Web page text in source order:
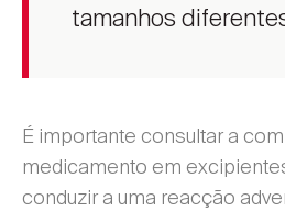
tamanhos
É importante consultar a
medicamento em
conduzir a uma reacção